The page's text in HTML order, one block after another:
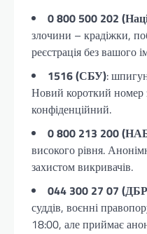
0 800 500 202
злочини – крадіжки,
реєстрація без вашого
1516 (СБУ):
Новий короткий
конфіденційний.
0 800 213 200
високого рівня.
захистом викривачів.
044 300 27 07
суддів, воєнні
18:00, але приймає